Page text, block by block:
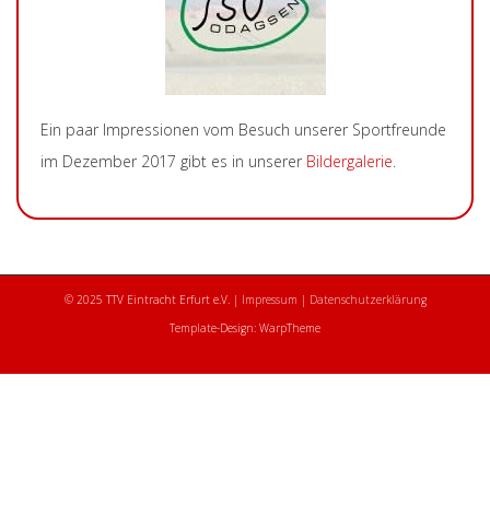
Ein paar Impressionen vom Besuch unserer Sportfreunde
im Dezember 2017 gibt es in unserer Bildergalerie.
© 2025 TTV Eintracht Erfurt e.V. | Impressum | Datenschutzerklärung
Template-Design: WarpTheme